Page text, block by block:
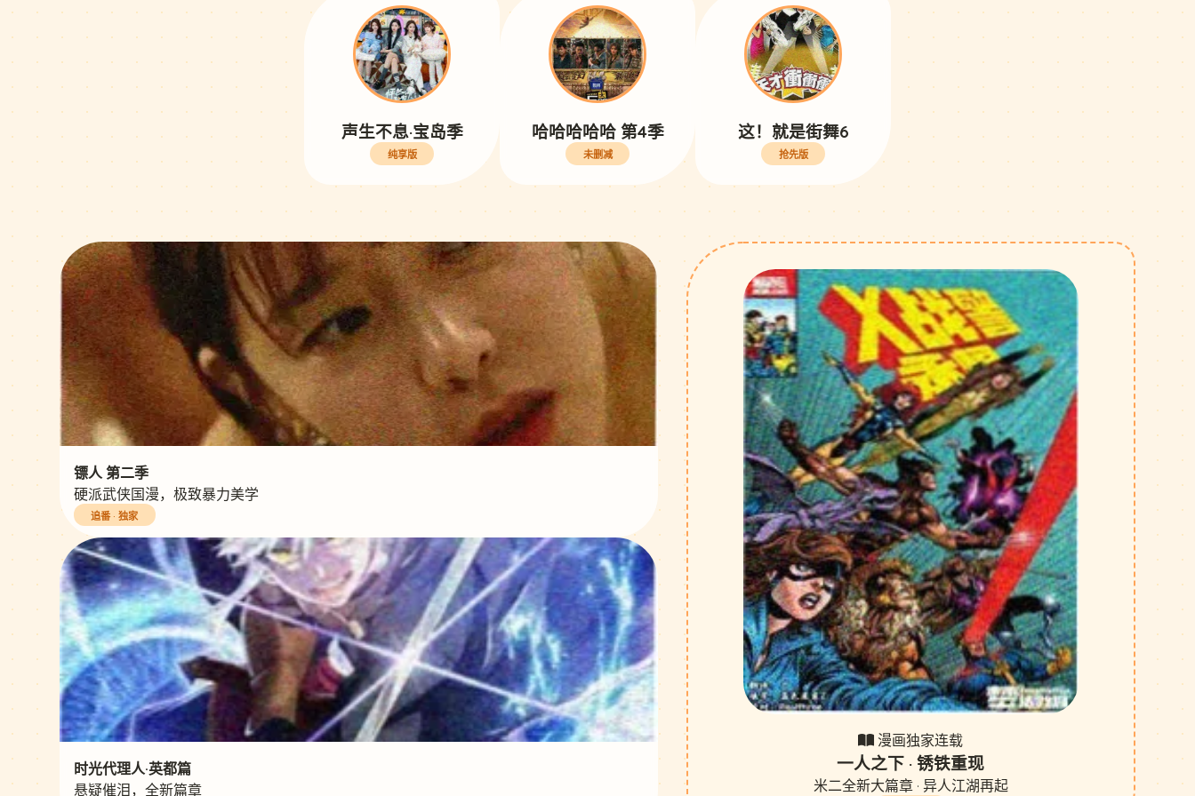
声生不息·宝岛季
纯享版
哈哈哈哈哈 第4季
未删减
这！就是街舞6
抢先版
镖人 第二季
硬派武侠国漫，极致暴力美学
追番 · 独家
时光代理人·英都篇
悬疑催泪，全新篇章
漫画独家连载
一人之下 · 锈铁重现
米二全新大篇章 · 异人江湖再起